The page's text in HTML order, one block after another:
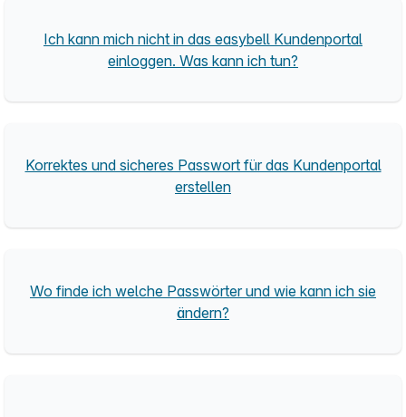
Ich kann mich nicht in das easybell Kundenportal
einloggen. Was kann ich tun?
Korrektes und sicheres Passwort für das Kundenportal
erstellen
Wo finde ich welche Passwörter und wie kann ich sie
ändern?